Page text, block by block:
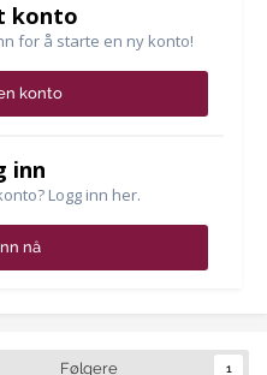
konto
for å starte en ny konto!
konto
inn
Logg inn her.
nå
Følgere 1